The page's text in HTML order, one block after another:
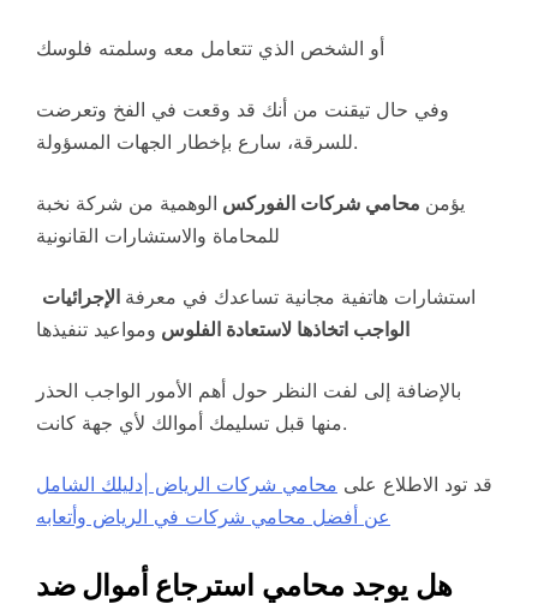
أو الشخص الذي تتعامل معه وسلمته فلوسك
وفي حال تيقنت من أنك قد وقعت في الفخ وتعرضت
للسرقة، سارع بإخطار الجهات المسؤولة.
يؤمن محامي شركات الفوركس الوهمية من شركة نخبة
استشارات هاتفية مجانية تساعدك في معرفة الإجرائيات
الواجب اتخاذها لاستعادة الفلوس ومواعيد تنفيذها
بالإضافة إلى لفت النظر حول أهم الأمور الواجب الحذر
منها قبل تسليمك أموالك لأي جهة كانت.
قد تود الاطلاع على محامي شركات الرياض |دليلك الشامل
عن أفضل محامي شركات في الرياض وأتعابه
هل يوجد محامي استرجاع أموال ضد